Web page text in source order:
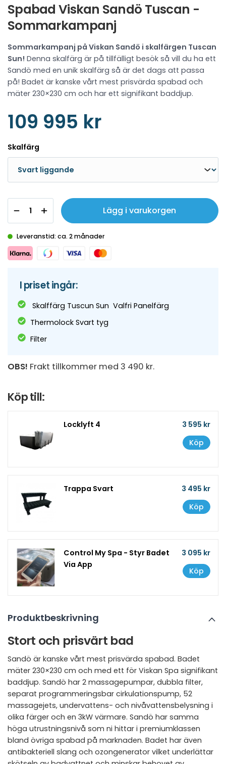
Spabad Viskan Sandö Tuscan -
Sommarkampanj
Sommarkampanj på Viskan Sandö i skalfärgen Tuscan
Sun! Denna skalfärg är på tillfälligt besök så vill du ha ett
Sandö med en unik skalfärg så är det dags att passa
på! Badet är kanske vårt mest prisvärda spabad och
mäter 230×230 cm och har ett signifikant baddjup.
109 995 kr
Skalfärg
Lägg i varukorgen
Leveranstid: ca. 2 månader
I priset ingår:
Skalffärg Tuscun Sun Valfri Panelfärg
Thermolock Svart tyg
Filter
OBS! Frakt tillkommer med 3 490 kr.
Köp till:
3 595 kr
Köp
Locklyft 4
3 495 kr
Köp
Trappa Svart
3 095 kr
Köp
Control My Spa - Styr Badet
Via App
Produktbeskrivning
Stort och prisvärt bad
Sandö är kanske vårt mest prisvärda spabad. Badet
mäter 230×230 cm och med ett för Viskan Spa signifikant
baddjup. Sandö har 2 massagepumpar, dubbla filter,
separat programmeringsbar cirkulationspump, 52
massagejets, undervattens- och nivåvattensbelysning i
olika färger och en 3kW värmare. Sandö har samma
höga utrustningsnivå som ni hittar i premiumklassen
bland övriga spabad på marknaden. Badet har även
antibakteriell slang och ozongenerator vilket underlättar